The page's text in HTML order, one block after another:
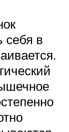
себя в